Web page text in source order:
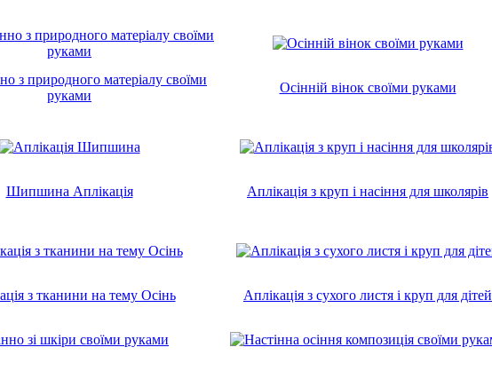
з природного матеріалу своїми
руками
Осінній вінок своїми руками
Шипшина Аплікація
Аплікація з круп і насіння для школярів
з тканини на тему Осінь Аплікація з сухого листя і круп для дітей